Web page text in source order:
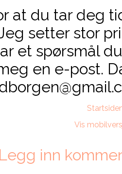
at du tar deg
setter stor
et spørsmål
en e-post.
Vis
Legg inn